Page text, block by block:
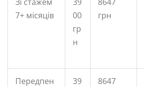
7+ місяців
00
гр
н
грн
Передпен
39
8647